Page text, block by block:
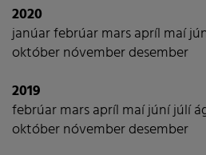
2020
janúarfebrúarmarsapríl maí
októbernóvemberdesember
2019
febrúarmarsapríl maíjúníjúlí
októbernóvemberdesember